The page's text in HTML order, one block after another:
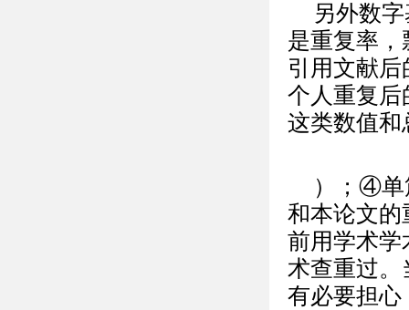
另外数
是重复率
引用文献
个人重复后
这类数值和
）；④单
和本论文的
前用学术学
术查重过
有必要担心